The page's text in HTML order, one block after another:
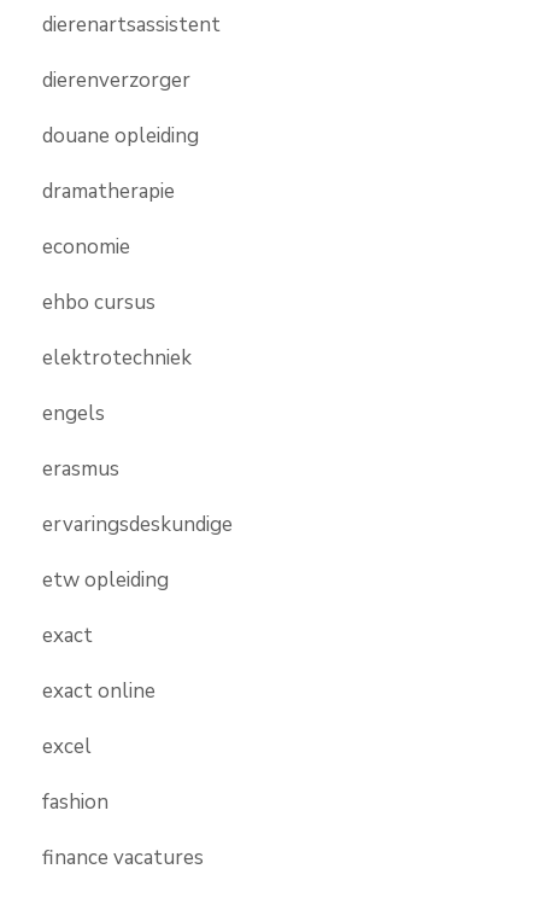
dierenartsassistent
dierenverzorger
douane opleiding
dramatherapie
economie
ehbo cursus
elektrotechniek
engels
erasmus
ervaringsdeskundige
etw opleiding
exact
exact online
excel
fashion
finance vacatures